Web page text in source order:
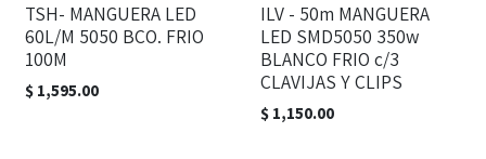
TSH- MANGUERA LED
60L/M 5050 BCO. FRIO
100M
$ 1,595.00
ILV - 50m MANGUERA
LED SMD5050 350w
BLANCO FRIO c/3
CLAVIJAS Y CLIPS
$ 1,150.00